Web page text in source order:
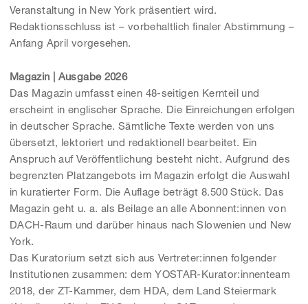
Veranstaltung in New York präsentiert wird.
Redaktionsschluss ist – vorbehaltlich finaler Abstimmung –
Anfang April vorgesehen.
Magazin | Ausgabe 2026
Das Magazin umfasst einen 48-seitigen Kernteil und
erscheint in englischer Sprache. Die Einreichungen erfolgen
in deutscher Sprache. Sämtliche Texte werden von uns
übersetzt, lektoriert und redaktionell bearbeitet. Ein
Anspruch auf Veröffentlichung besteht nicht. Aufgrund des
begrenzten Platzangebots im Magazin erfolgt die Auswahl
in kuratierter Form. Die Auflage beträgt 8.500 Stück. Das
Magazin geht u. a. als Beilage an alle Abonnent:innen von
DACH-Raum und darüber hinaus nach Slowenien und New
York.
Das Kuratorium setzt sich aus Vertreter:innen folgender
Institutionen zusammen: dem YOSTAR-Kurator:innenteam
2018, der ZT-Kammer, dem HDA, dem Land Steiermark